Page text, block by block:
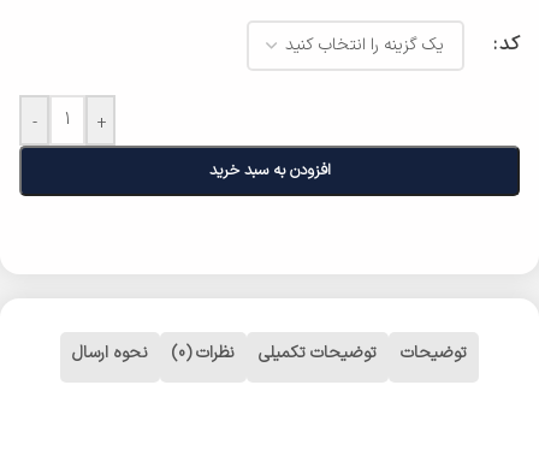
کد
- +
افزودن به سبد خرید
توضیحات توضیحات تکمیلی نظرات (0) نحوه ارسال